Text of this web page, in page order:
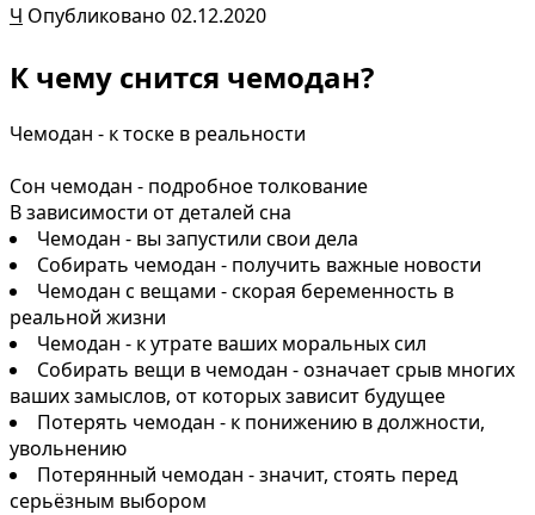
Ч Опубликовано 02.12.2020
К чему снится чемодан?
Чемодан - к тоске в реальности
Сон чемодан - подробное толкование
В зависимости от деталей сна
Чемодан - вы запустили свои дела
Собирать чемодан - получить важные новости
Чемодан с вещами - скорая беременность в
реальной жизни
Чемодан - к утрате ваших моральных сил
Собирать вещи в чемодан - означает срыв многих
ваших замыслов, от которых зависит будущее
Потерять чемодан - к понижению в должности,
увольнению
Потерянный чемодан - значит, стоять перед
серьёзным выбором